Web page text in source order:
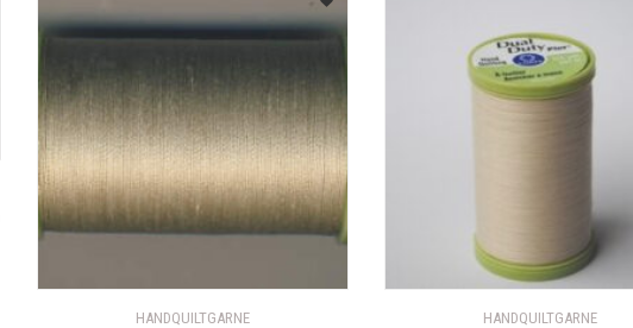
HANDQUILTGARNE HANDQUILTGARNE